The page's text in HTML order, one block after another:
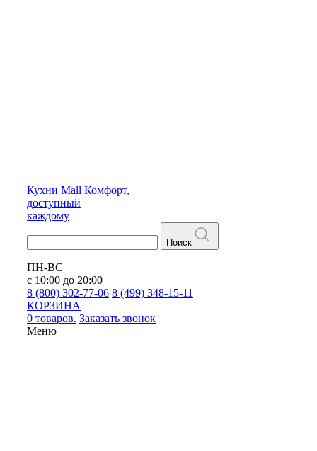
Кухни Mall Комфорт,
доступный
каждому
Поиск
ПН-ВС
с 10:00 до 20:00
8 (800) 302-77-06 8 (499) 348-15-11
КОРЗИНА
0 товаров. Заказать звонок
Меню